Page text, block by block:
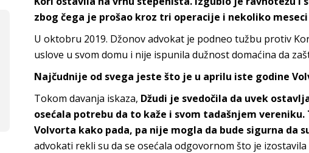
zbog čega je prošao kroz tri operacije i nekoliko
U oktobru 2019. Džonov advokat je podneo tužbu protiv
uslove u svom domu i nije ispunila dužnost domaćina da
Najčudnije od svega jeste što je u aprilu iste godine
Tokom davanja iskaza, Džudi je svedočila da uvek
osećala potrebu da to kaže i svom tadašnjem
Volvorta kako pada, pa nije mogla da bude sigurna da
advokati rekli su da se osećala odgovornom što je